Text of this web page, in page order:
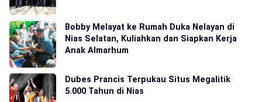
Bobby Melayat ke Rumah Duka Nelayan di
Nias Selatan, Kuliahkan dan Siapkan Kerja
Anak Almarhum
Dubes Prancis Terpukau Situs Megalitik
5.000 Tahun di Nias